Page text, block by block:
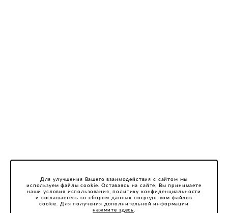
Для улучшения Вашего взаимодействия с сайтом мы
используем файлы cookie. Оставаясь на сайте, Вы принимаете
наши условия использования, политику конфиденциальности
и соглашаетесь со сбором данных посредством файлов
cookie. Для получения дополнительной информации
нажмите здесь